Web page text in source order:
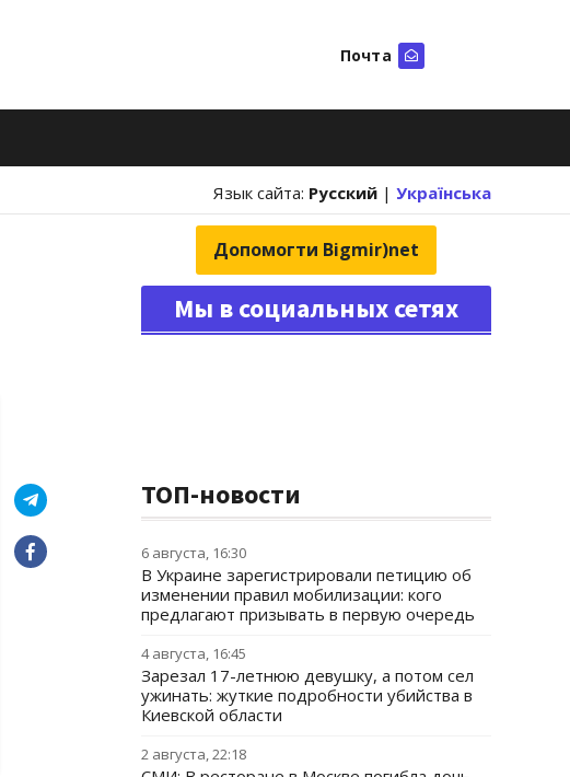
Почта
Язык сайта: Русский | Українська
Допомогти Bigmir)net
Мы в социальных сетях
ТОП-новости
6 августа, 16:30
В Украине зарегистрировали петицию об
изменении правил мобилизации: кого
предлагают призывать в первую очередь
4 августа, 16:45
Зарезал 17-летнюю девушку, а потом сел
ужинать: жуткие подробности убийства в
Киевской области
2 августа, 22:18